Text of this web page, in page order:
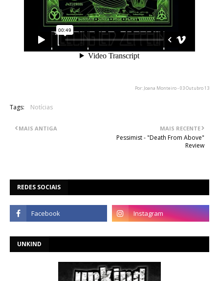
Por: Joana Monteiro - 03 Outubro 13
Tags: Notícias
MAIS RECENTE
Pessimist - "Death From Above"
Review
MAIS ANTIGA
REDES SOCIAIS
UNKIND